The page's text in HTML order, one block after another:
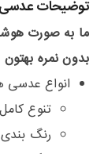
توضیحات عدسی
ما به صورت
بدون نمره
انواع عدسی
تنوع
رنگ بندی